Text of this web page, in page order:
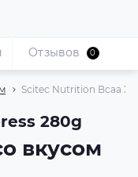
Scitec Nutrition Bcaa
280g
вкусом
Отзывов 0